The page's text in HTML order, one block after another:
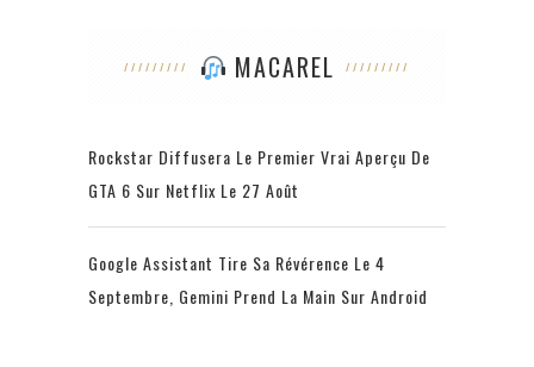
MACAREL
Rockstar Diffusera Le Premier Vrai Aperçu De
GTA 6 Sur Netflix Le 27 Août
Google Assistant Tire Sa Révérence Le 4
Septembre, Gemini Prend La Main Sur Android